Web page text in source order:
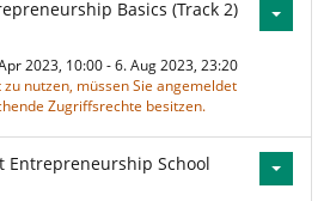
Basics (Track 2)
2023, 10:00 - 6. Aug 2023, 23:20
zu nutzen, müssen Sie angemeldet
Zugriffsrechte besitzen.
Entrepreneurship School